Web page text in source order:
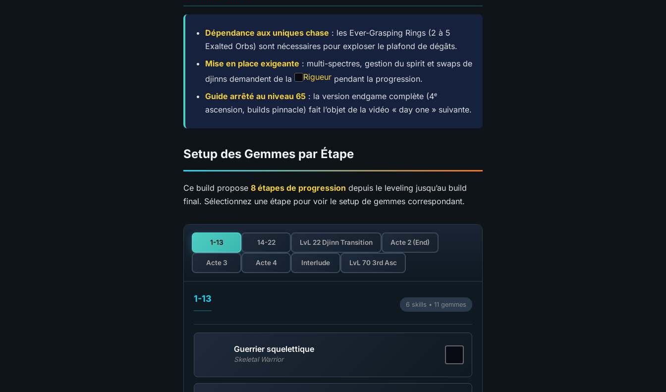
Dépendance aux uniques chase : les Ever-Grasping Rings (2 à 5
Exalted Orbs) sont nécessaires pour exploser le plafond de dégâts.
Mise en place exigeante : multi-spectres, gestion du spirit et swaps de
djinns demandent de la
Rigueur pendant la progression.
Guide arrêté au niveau 65 : la version endgame complète (4ᵉ
ascension, builds pinnacle) fait l’objet de la vidéo « day one » suivante.
Setup des Gemmes par Étape
Ce build propose 8 étapes de progression depuis le leveling jusqu’au build
final. Sélectionnez une étape pour voir le setup de gemmes correspondant.
1-13 14-22 LvL 22 Djinn Transition Acte 2 (End)
Acte 3 Acte 4 Interlude LvL 70 3rd Asc
1-13
6 skills • 11 gemmes
Guerrier squelettique
Skeletal Warrior